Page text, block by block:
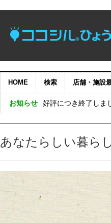
HOME 検索 店舗・施設
お知らせ
【完了】システムメ
好評につき終了しま
好評につき終了しま
あなたらしい暮ら